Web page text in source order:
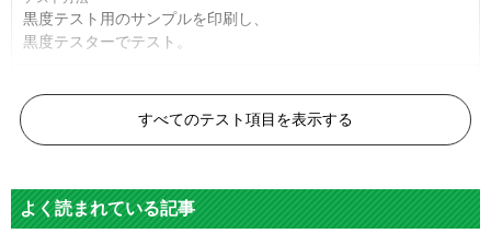
黒度テスト用のサンプルを印刷し、
黒度テスターでテスト。
黒度の技術基準に適合する。
標準カラーサンプルを印刷する。
すべてのテスト項目を表示する
よく読まれている記事